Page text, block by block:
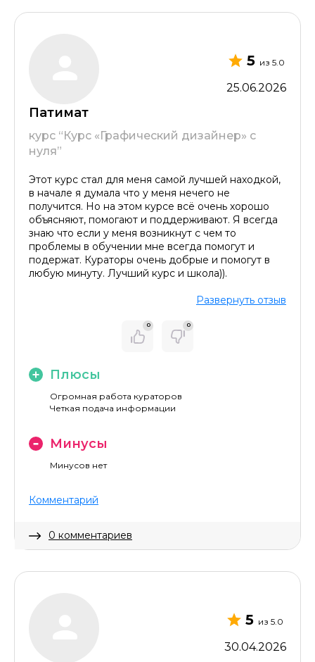
5 из 5.0
25.06.2026
Патимат
курс “Курс «Графический дизайнер» с
нуля”
Этот курс стал для меня самой лучшей находкой,
в начале я думала что у меня нечего не
получится. Но на этом курсе всё очень хорошо
объясняют, помогают и поддерживают. Я всегда
знаю что если у меня возникнут с чем то
проблемы в обучении мне всегда помогут и
подержат. Кураторы очень добрые и помогут в
любую минуту. Лучший курс и школа)).
Развернуть отзыв
0 0
Плюсы
Огромная работа кураторов
Четкая подача информации
Минусы
Минусов нет
Комментарий
0 комментариев
5 из 5.0
30.04.2026